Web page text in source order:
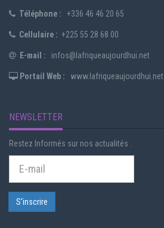
Téléphone : +336 46 46 20 65
Cellulaire : +225 55 28 68 00
E-mail : infos@lafriqueaujourdhui.net
Portail Web : www.lafriqueaujourdhui.net
NEWSLETTER
Restez Informés sur nos actualités .